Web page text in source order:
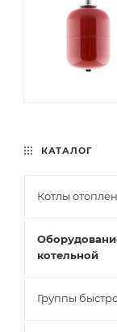
КАТАЛОГ
Котлы
котельной
Группы